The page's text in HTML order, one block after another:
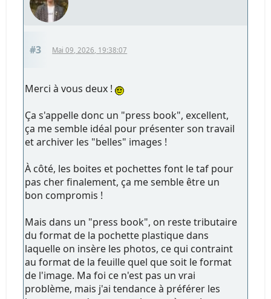
#3 Mai 09, 2026, 19:38:07
Merci à vous deux !
Ça s'appelle donc un "press book", excellent,
ça me semble idéal pour présenter son travail
et archiver les "belles" images !
À côté, les boites et pochettes font le taf pour
pas cher finalement, ça me semble être un
bon compromis !
Mais dans un "press book", on reste tributaire
du format de la pochette plastique dans
laquelle on insère les photos, ce qui contraint
au format de la feuille quel que soit le format
de l'image. Ma foi ce n'est pas un vrai
problème, mais j'ai tendance à préférer les